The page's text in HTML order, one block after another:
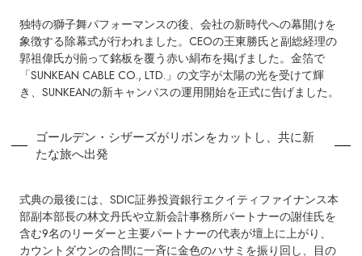
独特の獅子舞パフォーマンスの後、会社の新時代への幕開けを
象徴する除幕式が行われました。CEOの王東勝氏と副総経理の
郭祖偉氏が揃って銘板を覆う赤い絹布を掲げました。金箔で
「SUNKEAN CABLE CO., LTD.」の文字が太陽の光を受けて輝
き、SUNKEANの新キャンパスの運用開始を正式に告げました。
ゴールデン・シザーズがリボンをカットし、共に新
たな旅へ出発
式典の最後には、SDIC証券投資銀行エクイティファイナンス本
部副本部長の林文丹氏や立新会計事務所パートナーの謝佳氏を
含む9名のリーダーと主要パートナーの代表が壇上に上がり、
カウントダウンの合間に一斉に金色のハサミを振り回し、目の